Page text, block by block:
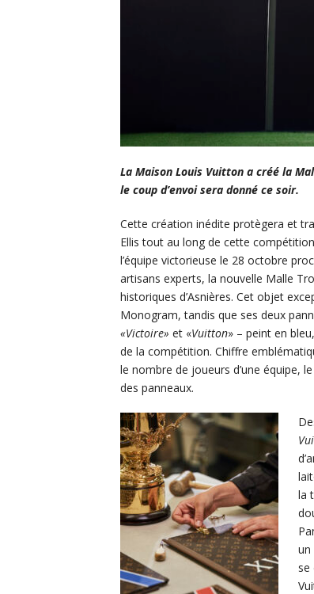
La Maison Louis Vuitton a créé la
le coup d’envoi sera donné ce soir.
Cette création inédite protègera et
Ellis tout au long de cette
l’équipe victorieuse le 28 octobre
artisans experts, la nouvelle Malle
historiques d’Asnières. Cet objet
Monogram, tandis que ses deux
«Victoire» et «Vuitton» – peint en
de la compétition. Chiffre
le nombre de joueurs d’une équipe,
des panneaux.
la
un
se